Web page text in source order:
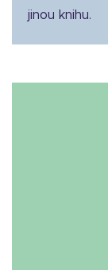
jinou knihu.